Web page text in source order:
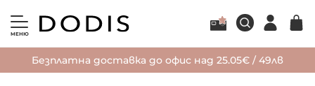
МЕНЮ
Безплатна доставка до офис над 25.05€ / 49лв